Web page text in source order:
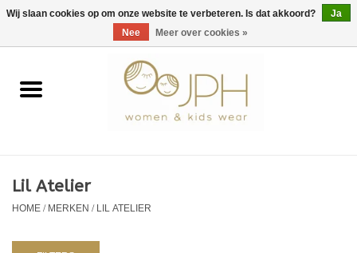
EUR/GBP/USD 0 Artikelen - €0,00
Home
Kids
Lil Atelier
HOME/MERKEN/LIL ATELIER
Wij slaan cookies op om onze website te verbeteren. Is dat akkoord?
Ja
Nee
Meer over cookies »